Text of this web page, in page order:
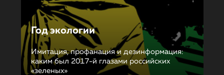
Год экологии
Имитация, профанация и дезинформация:
каким был 2017-й глазами российских
«зеленых»